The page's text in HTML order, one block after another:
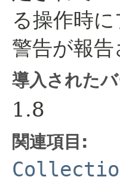
る操作時
警告が報告
導入された
1.8
関連項目: